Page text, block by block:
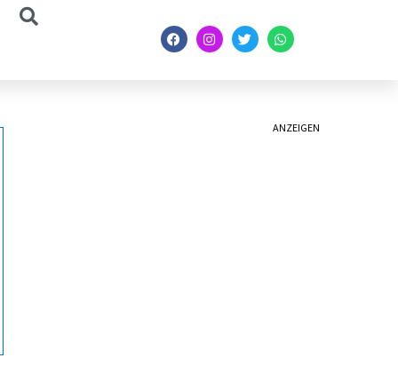
ANZEIGEN